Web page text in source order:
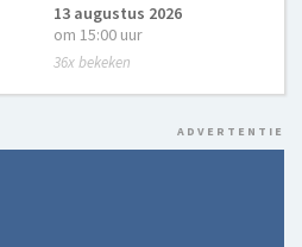
13 augustus 2026
om 15:00 uur
36x bekeken
ADVERTENTIE